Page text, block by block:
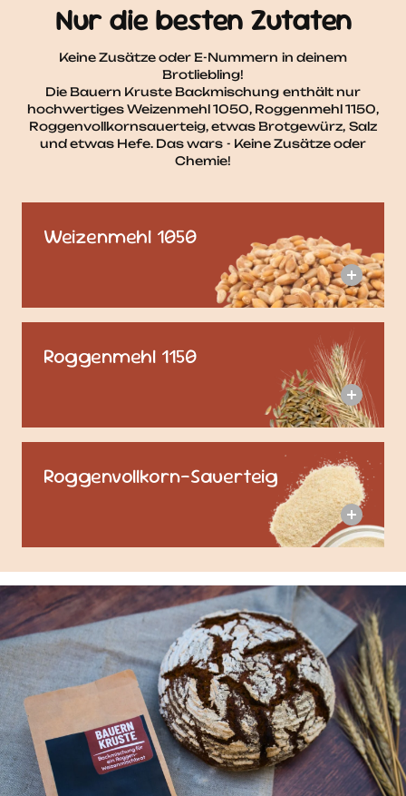
Nur die besten Zutaten
Keine Zusätze oder E-Nummern in deinem
Brotliebling!
Die Bauern Kruste Backmischung enthält nur
hochwertiges Weizenmehl 1050, Roggenmehl 1150,
Roggenvollkornsauerteig, etwas Brotgewürz, Salz
und etwas Hefe. Das wars - Keine Zusätze oder
Chemie!
Weizenmehl 1050
Roggenmehl 1150
Roggenvollkorn-Sauerteig